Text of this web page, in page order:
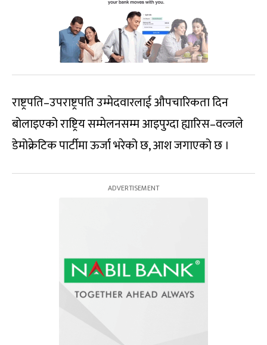
राष्ट्रपति–उपराष्ट्रपति उम्मेदवारलाई औपचारिकता दिन
बोलाइएको राष्ट्रिय सम्मेलनसम्म आइपुग्दा ह्यारिस–वल्जले
डेमोक्रेटिक पार्टीमा ऊर्जा भरेको छ, आश जगाएको छ ।